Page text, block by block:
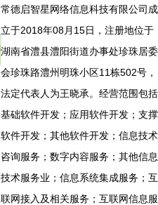
常德启智星网络信息科技有限公司成
立于2018年08月15日，注册地位于
湖南省澧县澧阳街道办事处珍珠居委
会珍珠路澧州明珠小区11栋502号，
法定代表人为王晓承。经营范围包括
基础软件开发；应用软件开发；支撑
软件开发；其他软件开发；信息技术
咨询服务；数字内容服务；其他信息
技术服务业；信息系统集成服务；互
联网接入及相关服务；互联网信息服